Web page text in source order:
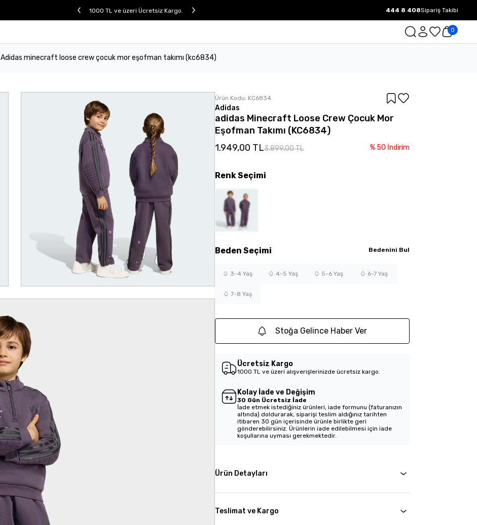
1000 TL ve üzeri Ücretsiz Kargo. 1000 TL ve üzeri Ücretsiz Kargo.
444 8 408Sipariş Takibi
0
Adidas minecraft loose crew çocuk mor eşofman takımı (kc6834)
Ürün Kodu: KC6834
Adidas
adidas Minecraft Loose Crew Çocuk Mor
Eşofman Takımı (KC6834)
1.949,00 TL3.899,00 TL % 50 İndirim
Beden Seçimi Bedenini Bul
3-4 Yaş 4-5 Yaş 5-6 Yaş 6-7 Yaş
7-8 Yaş
RenkSeçimi
Stoğa Gelince Haber Ver
Ücretsiz Kargo
1000 TL ve üzeri alışverişlerinizde ücretsiz kargo.
Kolay İade ve Değişim
30 Gün Ücretsiz İade
İade etmek istediğiniz ürünleri, iade formunu (faturanızın
altında) doldurarak, siparişi teslim aldığınız tarihten
itibaren 30 gün içerisinde ürünle birlikte geri
gönderebilirsiniz. Ürünlerin iade edilebilmesi için iade
koşullarına uyması gerekmektedir.
Ürün Detayları
Teslimat ve Kargo